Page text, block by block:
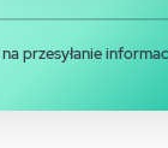
przesyłanie